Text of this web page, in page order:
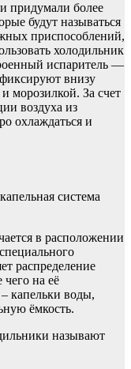
придумали более
будут называться
приспособлений,
холодильник
испаритель —
внизу
морозилкой. За счет
воздуха из
охлаждаться и
система
в расположении
распределение
чего на её
капельки воды,
ёмкость.
называют